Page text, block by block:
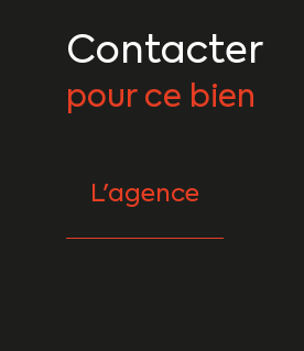
Contacter
pour ce bien
L'agence